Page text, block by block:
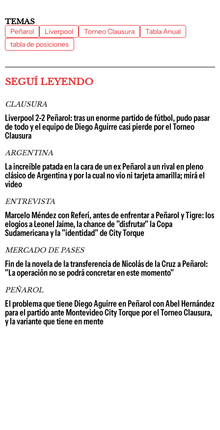
TEMAS
Peñarol Liverpool Torneo Clausura
Tabla Anual
tabla de posiciones
SEGUÍ LEYENDO
CLAUSURA
Liverpool 2-2 Peñarol: tras un enorme partido de fútbol, pudo pasar
de todo y el equipo de Diego Aguirre casi pierde por el Torneo
Clausura
ARGENTINA
La increíble patada en la cara de un ex Peñarol a un rival en pleno
clásico de Argentina y por la cual no vio ni tarjeta amarilla; mirá el
video
ENTREVISTA
Marcelo Méndez con Referí, antes de enfrentar a Peñarol y Tigre: los
elogios a Leonel Jaime, la chance de "disfrutar" la Copa
Sudamericana y la "identidad" de City Torque
MERCADO DE PASES
Fin de la novela de la transferencia de Nicolás de la Cruz a Peñarol:
"La operación no se podrá concretar en este momento"
PEÑAROL
El problema que tiene Diego Aguirre en Peñarol con Abel Hernández
para el partido ante Montevideo City Torque por el Torneo Clausura,
y la variante que tiene en mente